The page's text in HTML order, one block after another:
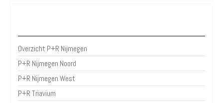
Overzicht P+R Nijmegen
P+R Nijmegen Noord
P+R Nijmegen West
P+R Triavium